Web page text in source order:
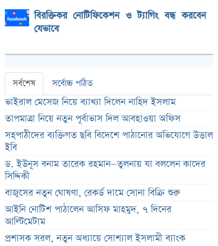
বিরক্তিকর নোটিফিকেশন ও ট্যাগিং বন্ধ করবেন
যেভাবে
সর্বশেষ সর্বোচ্চ পঠিত
ভাইরাল মেসেজ নিয়ে ব্যাখ্যা দিলেন নাহিদ ইসলাম
তাপমাত্রা নিয়ে নতুন পূর্বাভাস দিল আবহাওয়া অফিস
সহপাঠীদের ব্যক্তিগত ছবি বিদেশে পাঠানোর অভিযোগে উত্তাল
ইবি
ড. ইউনূস বনাম তারেক রহমান—তুলনায় যা বললেন কাদের
সিদ্দিকী
বাজুসের নতুন ঘোষণা, রেকর্ড দামে সোনা বিক্রি শুরু
আইনি নোটিশ পাঠালেন আসিফ মাহমুদ, ৭ দিনের
আল্টিমেটাম
প্রশাসক সরল, নতুন অধ্যায়ে সোশ্যাল ইসলামী ব্যাংক